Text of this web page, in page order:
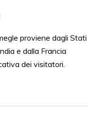
proviene dagli Stati
e dalla Francia
dei visitatori.